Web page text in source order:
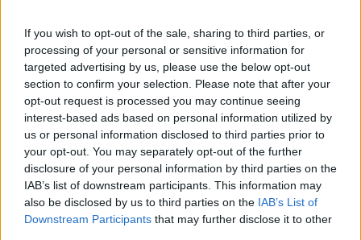
If you wish to opt-out of the sale, sharing to third parties, or
processing of your personal or sensitive information for
targeted advertising by us, please use the below opt-out
section to confirm your selection. Please note that after your
opt-out request is processed you may continue seeing
interest-based ads based on personal information utilized by
us or personal information disclosed to third parties prior to
your opt-out. You may separately opt-out of the further
disclosure of your personal information by third parties on the
IAB’s list of downstream participants. This information may
also be disclosed by us to third parties on the IAB’s List of
Downstream Participants that may further disclose it to other
Ez a leggyakoribb hiba vízivás
közben – a veséi fizetnek meg
érte!